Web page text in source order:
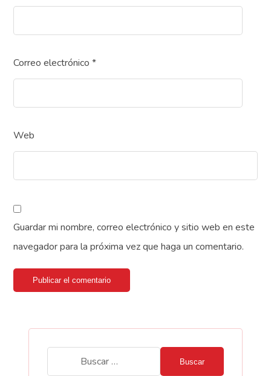
Correo electrónico*
Web
Guardar mi nombre, correo electrónico y sitio web en este
navegador para la próxima vez que haga un comentario.
Publicar el comentario
Buscar